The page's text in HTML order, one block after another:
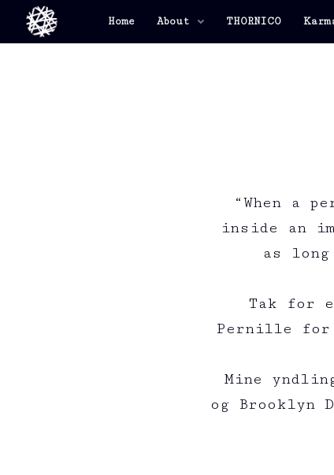
Home About THORNICO
“When a
inside an
as
Tak for
Pernille
Mine
og Brooklyn